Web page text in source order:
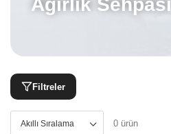
Ağırlık Sehpası
Filtreler
0 ürün